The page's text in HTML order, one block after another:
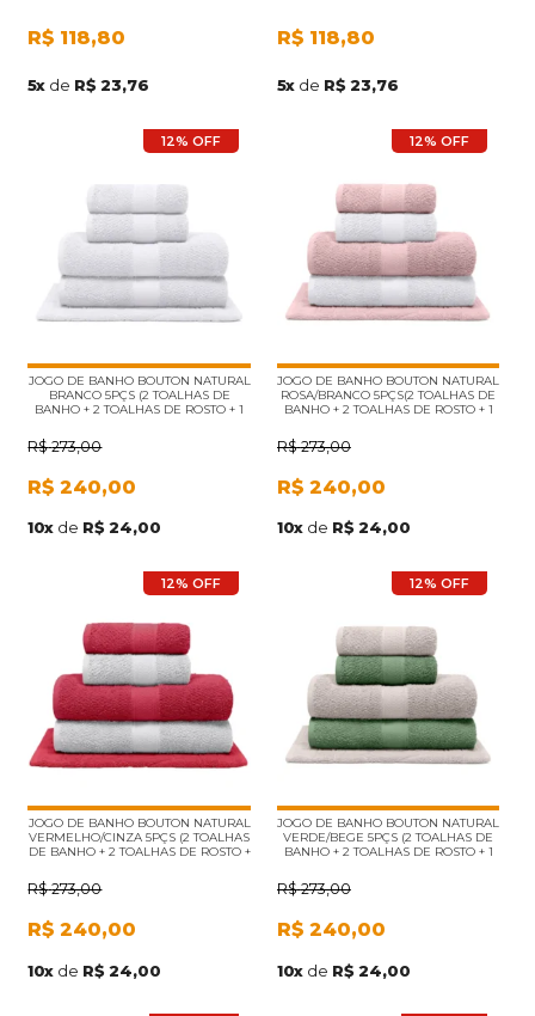
R$ 118,80
5x de R$ 23,76
R$ 118,80
5x de R$ 23,76
12% OFF
JOGO DE BANHO BOUTON NATURAL
BRANCO 5PÇS (2 TOALHAS DE
BANHO + 2 TOALHAS DE ROSTO + 1
R$ 273,00
R$ 240,00
10x de R$ 24,00
12% OFF
JOGO DE BANHO BOUTON NATURAL
ROSA/BRANCO 5PÇS(2 TOALHAS DE
BANHO + 2 TOALHAS DE ROSTO + 1
R$ 273,00
R$ 240,00
10x de R$ 24,00
12% OFF
JOGO DE BANHO BOUTON NATURAL
VERMELHO/CINZA 5PÇS (2 TOALHAS
DE BANHO + 2 TOALHAS DE ROSTO +
R$ 273,00
R$ 240,00
10x de R$ 24,00
12% OFF
JOGO DE BANHO BOUTON NATURAL
VERDE/BEGE 5PÇS (2 TOALHAS DE
BANHO + 2 TOALHAS DE ROSTO + 1
R$ 273,00
R$ 240,00
10x de R$ 24,00